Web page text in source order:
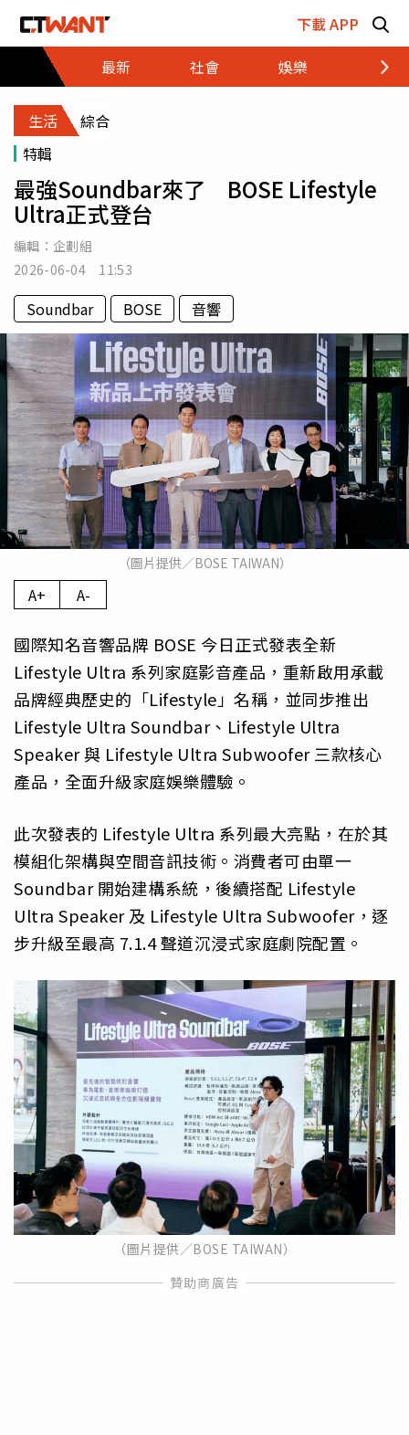
下載 APP
最新
社會 娛樂 財經
生活
綜合
特輯
最強Soundbar來了 BOSE Lifestyle
Ultra正式登台
編輯： 企劃組
2026-06-04 11:53
Soundbar BOSE 音響
（圖片提供／BOSE TAIWAN）
A+ A-
國際知名音響品牌 BOSE 今日正式發表全新
Lifestyle Ultra 系列家庭影音產品，重新啟用承載
品牌經典歷史的「Lifestyle」名稱，並同步推出
Lifestyle Ultra Soundbar、Lifestyle Ultra
Speaker 與 Lifestyle Ultra Subwoofer 三款核心
產品，全面升級家庭娛樂體驗。
此次發表的 Lifestyle Ultra 系列最大亮點，在於其
模組化架構與空間音訊技術。消費者可由單一
Soundbar 開始建構系統，後續搭配 Lifestyle
Ultra Speaker 及 Lifestyle Ultra Subwoofer，逐
步升級至最高 7.1.4 聲道沉浸式家庭劇院配置。
（圖片提供／BOSE TAIWAN）